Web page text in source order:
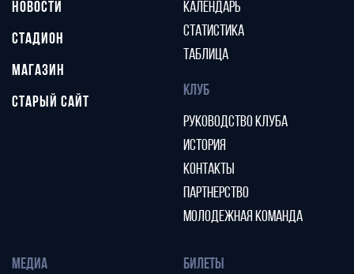
НОВОСТИ
СТАДИОН
МАГАЗИН
СТАРЫЙ САЙТ
КАЛЕНДАРЬ
СТАТИСТИКА
ТАБЛИЦА
КЛУБ
РУКОВОДСТВО КЛУБА
ИСТОРИЯ
КОНТАКТЫ
ПАРТНЕРСТВО
МОЛОДЕЖНАЯ КОМАНДА
МЕДИА
БИЛЕТЫ